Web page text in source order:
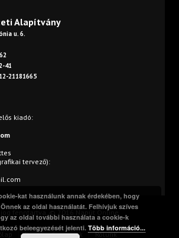
Alapítvány
u. 6.
41
21181665
kiadó:
tervező):
fenntartva. © 2016 Napút Online
Print Szerzőink Rólunk
kat használunk annak érdekében, hogy
az oldal használatát. Felhívjuk szíves
az oldal további használata a cookie-k
beleegyezését jelenti.Több információ...